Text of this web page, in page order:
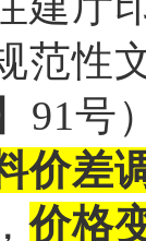
范性
91号
价差
价格